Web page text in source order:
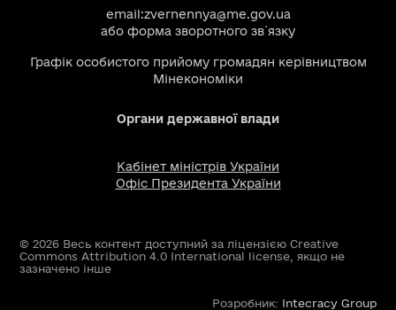
email:zvernennya@me.gov.ua
або форма зворотного зв`язку
Графік особистого прийому громадян керівництвом
Мінекономіки
Органи державної влади
Кабінет міністрів України
Офіс Президента України
© 2026 Весь контент доступний за ліцензією Creative
Commons Attribution 4.0 International license, якщо не
зазначено інше
Розробник: Intecracy Group